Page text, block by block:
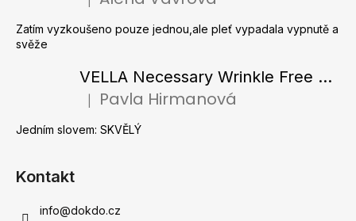
Hodnocení produktu je 5 z 5 hvězdiček.
Zatím vyzkoušeno pouze jednou,ale pleť vypadala vypnutě a
svěže
VELLA Necessary Wrinkle Free Ampoule - Protivrásková ampule s kolagenovými vlákny a zlatým práškem 50 ml
Hodnocení produktu je 5 z 5 hvězdiček.
Pavla Hirmanová
Jedním slovem: SKVĚLÝ
Kontakt
info@dokdo.cz